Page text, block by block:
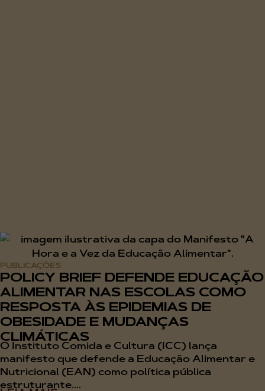
PUBLICAÇÕES
POLICY BRIEF DEFENDE EDUCAÇÃO
ALIMENTAR NAS ESCOLAS COMO
RESPOSTA ÀS EPIDEMIAS DE
OBESIDADE E MUDANÇAS
CLIMÁTICAS
O Instituto Comida e Cultura (ICC) lança
manifesto que defende a Educação Alimentar e
Nutricional (EAN) como política pública
estruturante....